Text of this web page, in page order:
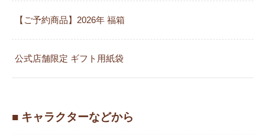
【ご予約商品】2026年 福箱
公式店舗限定 ギフト用紙袋
■ キャラクターなどから